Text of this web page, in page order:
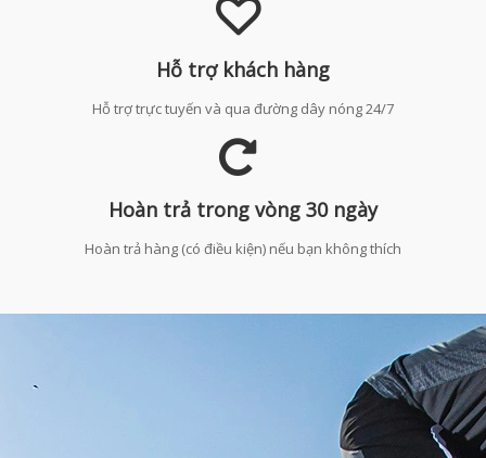
Hỗ trợ khách hàng
Hỗ trợ trực tuyến và qua đường dây nóng 24/7
Hoàn trả trong vòng 30 ngày
Hoàn trả hàng (có điều kiện) nếu bạn không thích